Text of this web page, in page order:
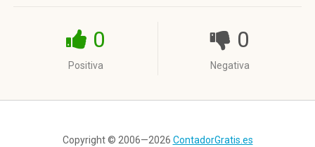
0
Positiva
0
Negativa
Copyright © 2006—2026 ContadorGratis.es